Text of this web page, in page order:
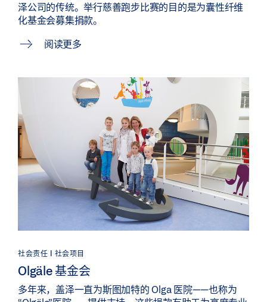
泽公司的传统。举行慈善跑步比赛的目的是为囊性纤维
化基金会募集捐款。
阅读更多
社会责任 | 社会项目
Olgäle 基金会
多年来，盖泽一直为斯图加特的 Olga 医院——也称为